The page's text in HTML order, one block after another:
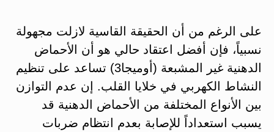
على الرغم من أن الحقيقة القاسية لازلت مجهولة
نسبياً، فإن أفضل اعتقاد حالي هو أن الأحماض
الدهنية غير المشبعة (أوميجا3) تساعد على تنظيم
النشاط الكهربي في خلايا القلب. إن عدم التوازن
بين الأنواع المختلفة من الأحماض الدهنية قد
يسبب استعداداً للإصابة بعدم انتظام ضربات